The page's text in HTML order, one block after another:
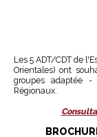
Les 5 ADT/CDT de
Orientales) ont
groupes adaptée -
Régionaux.